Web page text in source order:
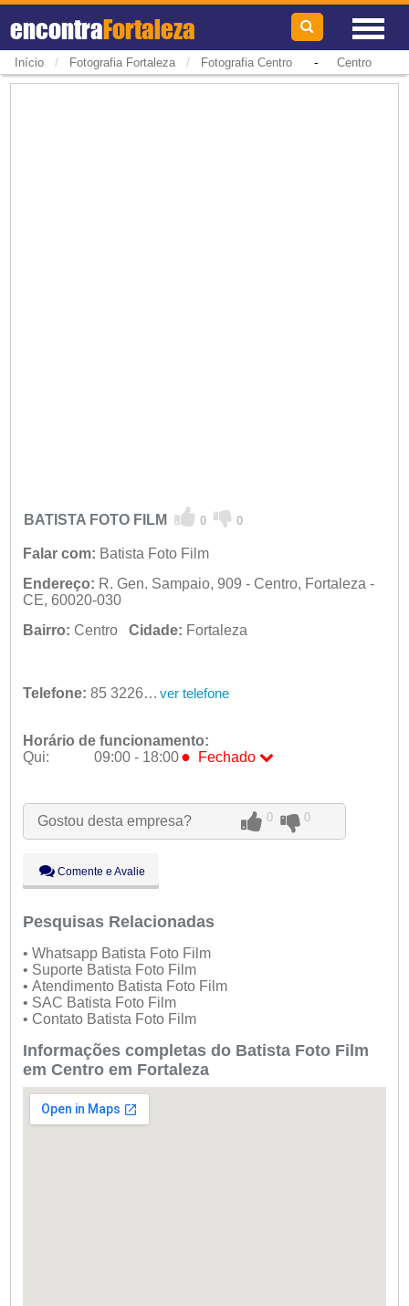
encontraFortaleza
Início / Fotografia Fortaleza / Fotografia Centro- Centro
BATISTA FOTO FILM 0 0
Falar com: Batista Foto Film
Endereço: R. Gen. Sampaio, 909 - Centro, Fortaleza -
CE, 60020-030
Bairro: Centro Cidade: Fortaleza
Telefone: 85 3226-7345 ver telefone
Horário de funcionamento:
Qui:
09:00 - 18:00 ● Fechado
Qua:
09:00 - 18:00
Qui:
09:00 - 18:00●Fechado
Sáb:
Dom:
Fechado
Gostou desta empresa? 0 0
Comente e Avalie
Pesquisas Relacionadas
• Whatsapp Batista Foto Film
• Suporte Batista Foto Film
• Atendimento Batista Foto Film
• SAC Batista Foto Film
• Contato Batista Foto Film
Informações completas do Batista Foto Film
em Centro em Fortaleza